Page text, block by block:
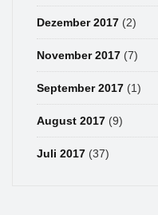
Dezember 2017 (2)
November 2017 (7)
September 2017 (1)
August 2017 (9)
Juli 2017 (37)